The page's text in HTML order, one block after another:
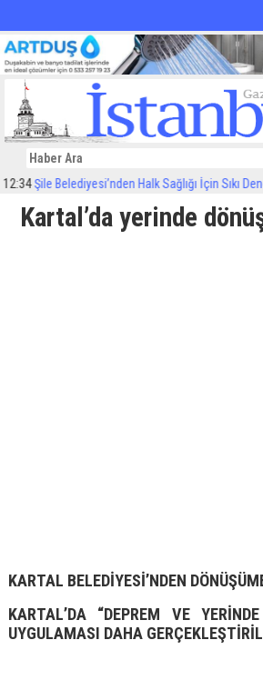
Şile Belediyesi’nden Halk Sağlığı İçin Sıkı Denetim
Kartal’da yerinde
KARTAL BELEDİYESİ’NDEN
KARTAL’DA “DEPREM VE
UYGULAMASI DAHA